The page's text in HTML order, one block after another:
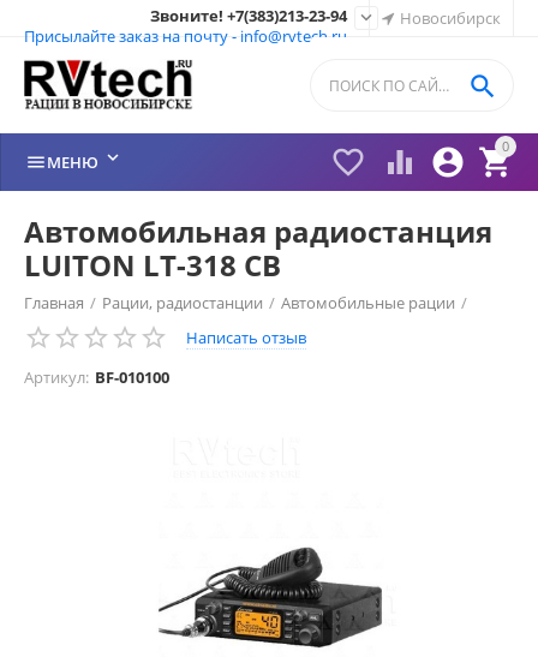
Новосибирск
Звоните! +7(383)213-23-94
Присылайте заказ на почту - info@rvtech.ru

0


 

МЕНЮ 
Автомобильная радиостанция
LUITON LT-318 CB
Главная / Рации, радиостанции / Автомобильные рации /
Luiton /
Написать отзыв
Артикул: BF-010100